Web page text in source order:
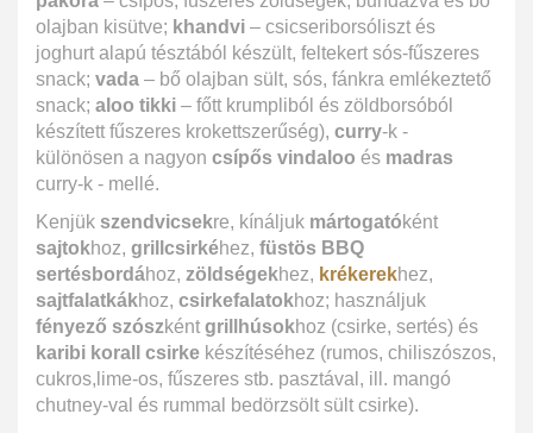
olajban kisütve; khandvi – csicseriborsóliszt és
joghurt alapú tésztából készült, feltekert sós-fűszeres
snack; vada – bő olajban sült, sós, fánkra emlékeztető
snack; aloo tikki – főtt krumpliból és zöldborsóból
készített fűszeres krokettszerűség), curry-k -
különösen a nagyon csípős vindaloo és madras
curry-k - mellé.
Kenjük szendvicsekre, kínáljuk mártogatóként
sajtokhoz, grillcsirkéhez, füstös BBQ
sertésbordához, zöldségekhez, krékerekhez,
sajtfalatkákhoz, csirkefalatokhoz; használjuk
fényező szószként grillhúsokhoz (csirke, sertés) és
karibi korall csirke készítéséhez (rumos, chiliszószos,
cukros,lime-os, fűszeres stb. pasztával, ill. mangó
chutney-val és rummal bedörzsölt sült csirke).